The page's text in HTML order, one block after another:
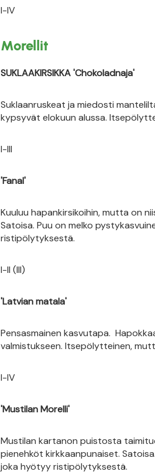
I-IV
Morellit
SUKLAAKIRSIKKA 'Chokoladnaja'
Suklaanruskeat ja miedosti
kypsyvät elokuun alussa.
I-III
'Fanal'
Kuuluu hapankirsikoihin, mutta on
Satoisa. Puu on melko
ristipölytyksestä.
I-II (III)
'Latvian matala'
Pensasmainen kasvutapa.
valmistukseen. Itsepölytteinen,
I-IV
'Mustilan Morelli'
Mustilan kartanon puistosta
pienehköt kirkkaanpunaiset.
joka hyötyy ristipölytyksestä.